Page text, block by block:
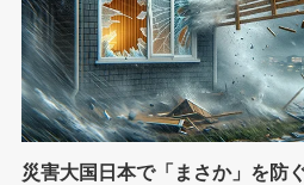
災害大国日本で「まさか」を防